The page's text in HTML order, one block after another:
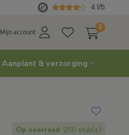
4.1/5
Mijn account
0
Aanplant & verzorging
Op voorraad: 250 stuk(s)